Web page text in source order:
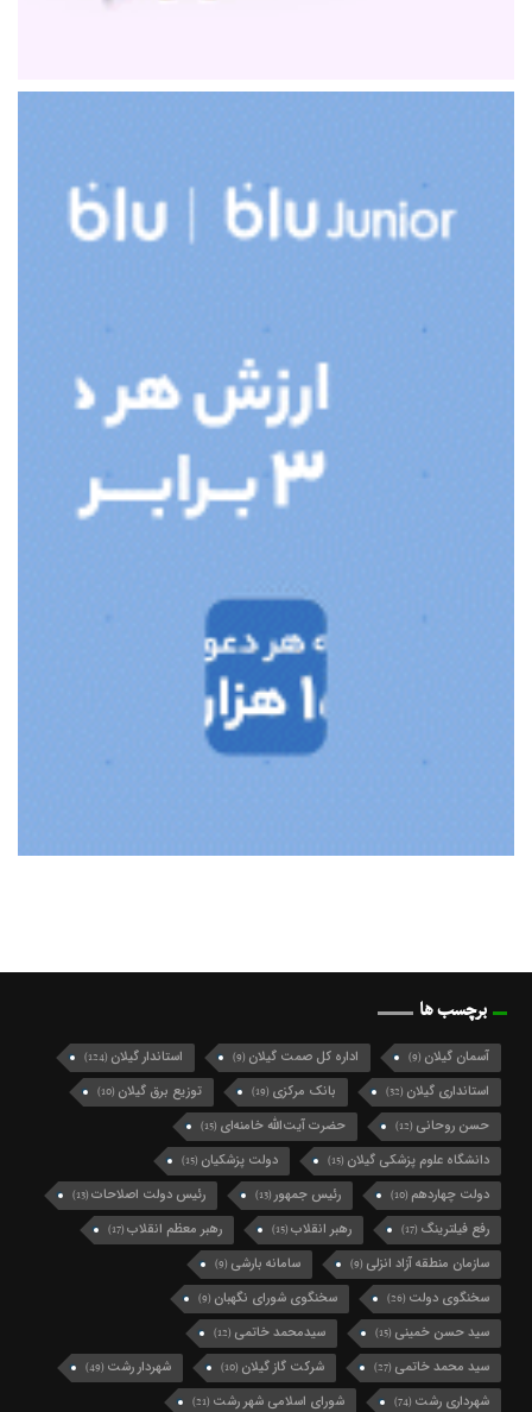
برچسب ها
آسمان گیلان (9) اداره کل صمت گیلان (9) استاندار گیلان (124)
استانداری گیلان (32) بانک مرکزی (19) توزیع برق گیلان (10)
حسن روحانی (12) حضرت آیت‌الله خامنه‌ای (15)
دانشگاه علوم پزشکی گیلان (15) دولت پزشکیان (15)
دولت چهاردهم (10) رئیس جمهور(13) رئیس دولت اصلاحات(13)
رفع فیلترینگ (17) رهبر انقلاب(15) رهبر معظم انقلاب(17)
سازمان منطقه آزاد انزلی (9) سامانه بارشی (9)
سخنگوی دولت (26) سخنگوی شورای نگهبان (9)
سید حسن خمینی (15) سیدمحمد خاتمی (12)
سید محمد خاتمی (27) شرکت گاز گیلان (10) شهردار رشت (49)
شهرداری رشت (74) شورای اسلامی شهر رشت (21)